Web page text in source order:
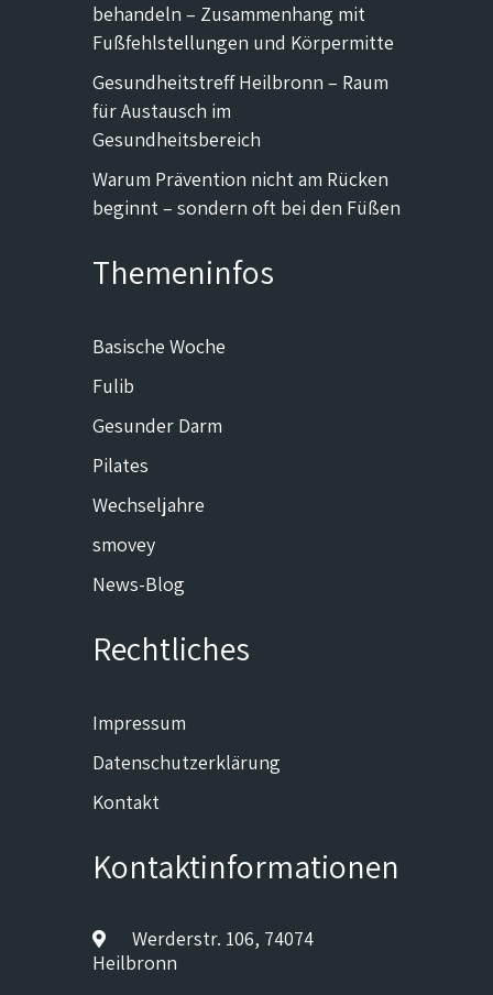
behandeln – Zusammenhang mit
Fußfehlstellungen und Körpermitte
Gesundheitstreff Heilbronn – Raum
für Austausch im
Gesundheitsbereich
Warum Prävention nicht am Rücken
beginnt – sondern oft bei den Füßen
Themeninfos
Basische Woche
Fulib
Gesunder Darm
Pilates
Wechseljahre
smovey
News-Blog
Rechtliches
Impressum
Datenschutzerklärung
Kontakt
Kontaktinformationen
Werderstr. 106, 74074
Heilbronn